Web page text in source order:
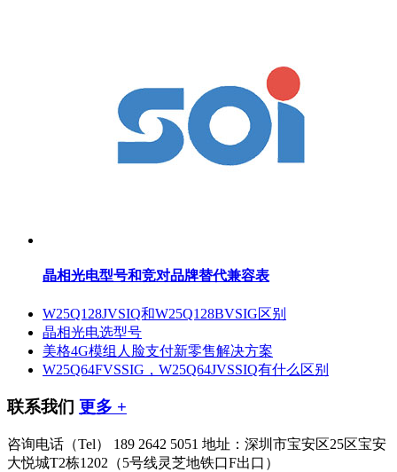
晶相光电型号和竞对品牌替代兼容表
W25Q128JVSIQ和W25Q128BVSIG区别
晶相光电选型号
美格4G模组人脸支付新零售解决方案
W25Q64FVSSIG，W25Q64JVSSIQ有什么区别
联系我们 更多 +
咨询电话（Tel） 189 2642 5051 地址：深圳市宝安区25区宝安
大悦城T2栋1202（5号线灵芝地铁口F出口）